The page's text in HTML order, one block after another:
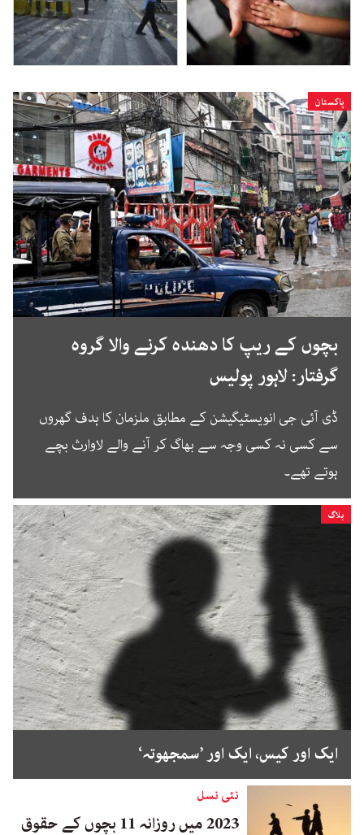
پاکستان
بچوں کے ریپ کا دھندہ کرنے والا گروہ
گرفتار: لاہور پولیس
ڈی آئی جی انویسٹیگیشن کے مطابق ملزمان کا ہدف گھروں
سے کسی نہ کسی وجہ سے بھاگ کر آنے والے لاوارث بچے
ہوتے تھے۔
بلاگ
ایک اور کیس، ایک اور ’سمجھوتہ‘
نئی نسل
2023 میں روزانہ 11 بچوں کے حقوق